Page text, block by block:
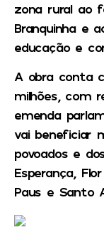
zona rural ao
Branquinha e
educação e
A obra conta
milhões, com
emenda
vai beneficiar
povoados e
Esperança,
Paus e Santo